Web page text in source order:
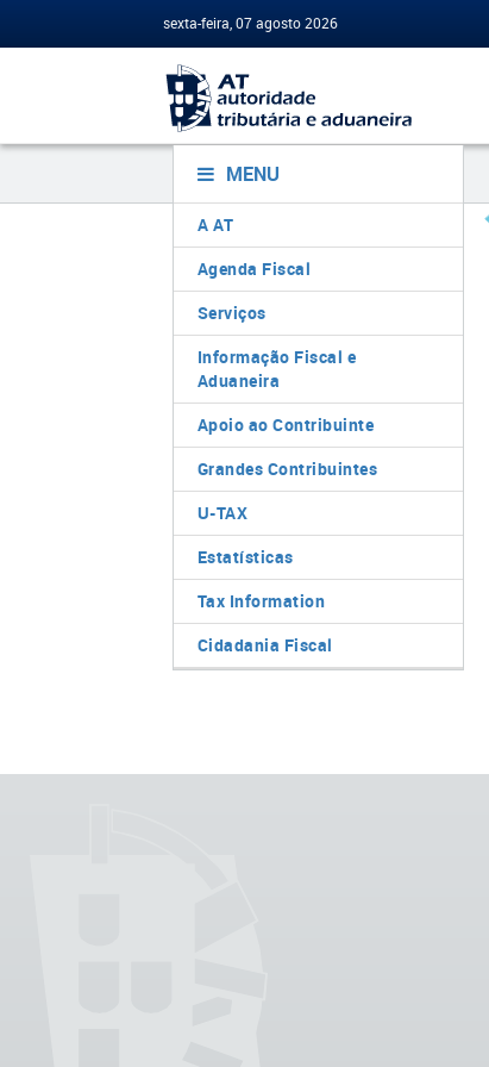
sexta-feira, 07 agosto 2026
MENU
A AT
Agenda Fiscal
Serviços
Informação Fiscal e
Aduaneira
Apoio ao Contribuinte
Grandes Contribuintes
U-TAX
Estatísticas
Tax Information
Cidadania Fiscal